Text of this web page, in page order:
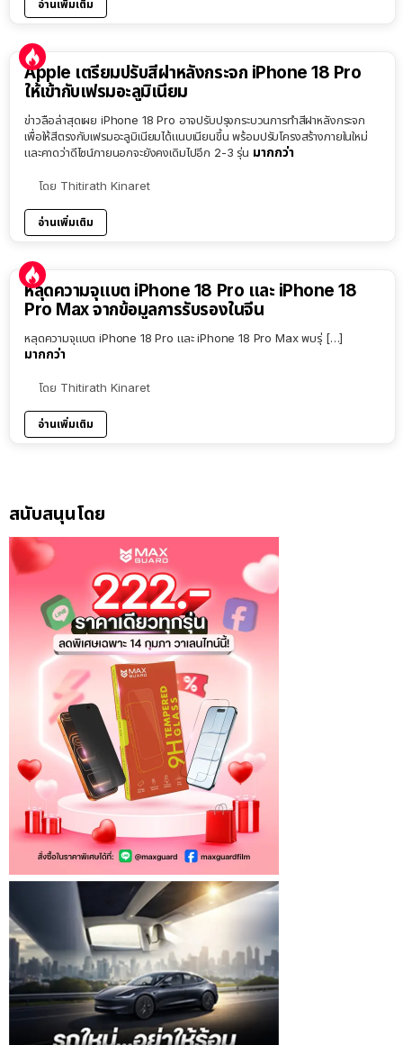
อ่านเพิ่มเติม
Apple เตรียมปรับสีฝาหลังกระจก iPhone 18 Pro
ให้เข้ากับเฟรมอะลูมิเนียม
ข่าวลือล่าสุดเผย iPhone 18 Pro อาจปรับปรุงกระบวนการทำสีฝาหลังกระจก
เพื่อให้สีตรงกับเฟรมอะลูมิเนียมได้แนบเนียนขึ้น พร้อมปรับโครงสร้างภายในใหม่
และคาดว่าดีไซน์ภายนอกจะยังคงเดิมไปอีก 2-3 รุ่น มากกว่า
โดย Thitirath Kinaret
อ่านเพิ่มเติม
หลุดความจุแบต iPhone 18 Pro และ iPhone 18
Pro Max จากข้อมูลการรับรองในจีน
หลุดความจุแบต iPhone 18 Pro และ iPhone 18 Pro Max พบรุ่ […]
มากกว่า
โดย Thitirath Kinaret
อ่านเพิ่มเติม
สนับสนุนโดย